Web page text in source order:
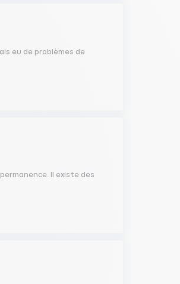
eu de problèmes de
Il existe des